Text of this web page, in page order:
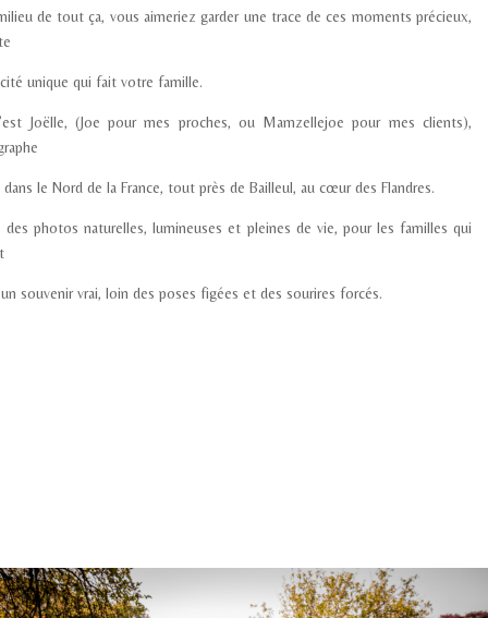
de tout ça, vous aimeriezgarder une trace de ces moments précieux,
unique qui fait votre famille.
Joëlle, (Joe pour mes proches, ou Mamzellejoe pour mes clients),
le Nord de la France, tout près de Bailleul, au cœur des Flandres.
desphotos naturelles, lumineuses et pleines de vie, pour les familles qui
souvenir vrai, loin des poses figées et des sourires forcés.